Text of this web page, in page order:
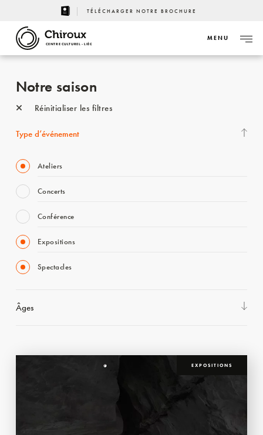
TÉLÉCHARGER NOTRE BROCHURE
CENTRE CULTUREL - LIÈGE
MENU
Notre saison
Réinitialiser les filtres
Type d’événement
Ateliers
Concerts
Conférence
Expositions
Spectacles
Âges
EXPOSITIONS